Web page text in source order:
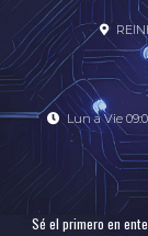
Lun a Vie
Sé el primero en